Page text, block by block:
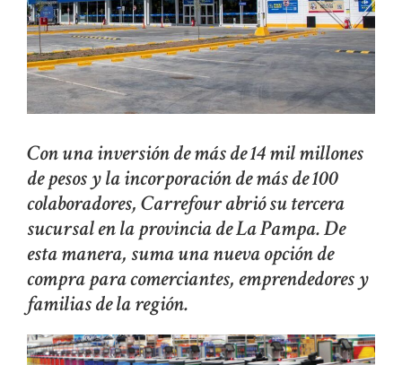
Con una inversión de más de 14 mil millones
de pesos y la incorporación de más de 100
colaboradores, Carrefour abrió su tercera
sucursal en la provincia de La Pampa. De
esta manera, suma una nueva opción de
compra para comerciantes, emprendedores y
familias de la región.